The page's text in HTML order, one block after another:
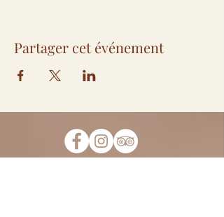
Partager cet événement